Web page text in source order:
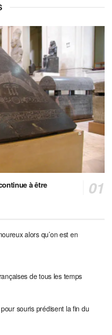
à être
alors qu’on est en
de tous les temps
souris prédisent la fin du